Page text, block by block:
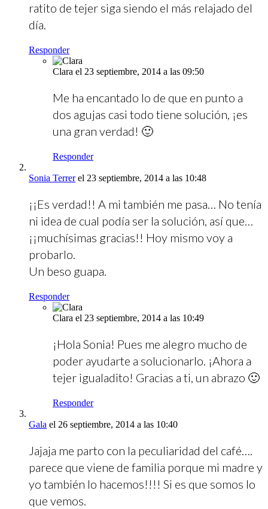
ratito de tejer siga siendo el más relajado del
día.
Responder
Clara el 23 septiembre, 2014 a las 09:50
Me ha encantado lo de que en punto a
dos agujas casi todo tiene solución, ¡es
una gran verdad! 🙂
Responder
Sonia Terrer el 23 septiembre, 2014 a las 10:48
¡¡Es verdad!! A mi también me pasa… No tenía
ni idea de cual podía ser la solución, así que…
¡¡muchísimas gracias!! Hoy mismo voy a
probarlo.
Un beso guapa.
Responder
Clara el 23 septiembre, 2014 a las 10:49
¡Hola Sonia! Pues me alegro mucho de
poder ayudarte a solucionarlo. ¡Ahora a
tejer igualadito! Gracias a ti, un abrazo 🙂
Responder
Gala el 26 septiembre, 2014 a las 10:40
Jajaja me parto con la peculiaridad del café….
parece que viene de familia porque mi madre y
yo también lo hacemos!!!! Si es que somos lo
que vemos.